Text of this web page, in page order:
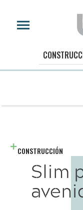
CONSTRUCCIÓN
Slim